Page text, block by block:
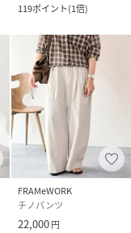
119ポイント(1倍)
FRAMeWORK
チノパンツ
22,000円